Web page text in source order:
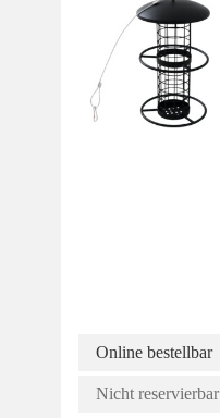
Online bestellbar
Nicht reservierbar